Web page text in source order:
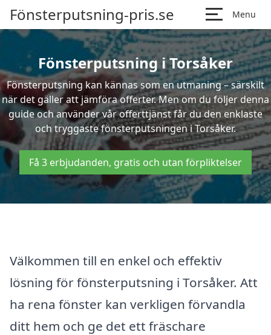
Fönsterputsning-pris.se Menu
Fönsterputsning i Torsåker
Fönsterputsning kan kännas som en utmaning – särskilt
när det gäller att jämföra offerter. Men om du följer denna
guide och använder vår offerttjänst får du den enklaste
och tryggaste fönsterputsningen i Torsåker.
Få 3 erbjudanden, gratis och utan förpliktelser
Välkommen till en enkel och effektiv
lösning för fönsterputsning i Torsåker. Att
ha rena fönster kan verkligen förvandla
ditt hem och ge det ett fräschare